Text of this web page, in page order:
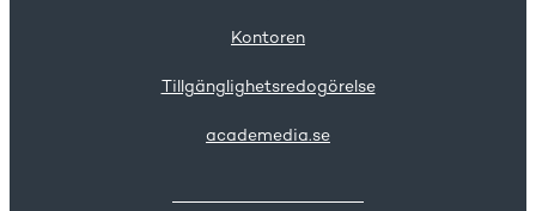
Kontoren
Tillgänglighetsredogörelse
academedia.se